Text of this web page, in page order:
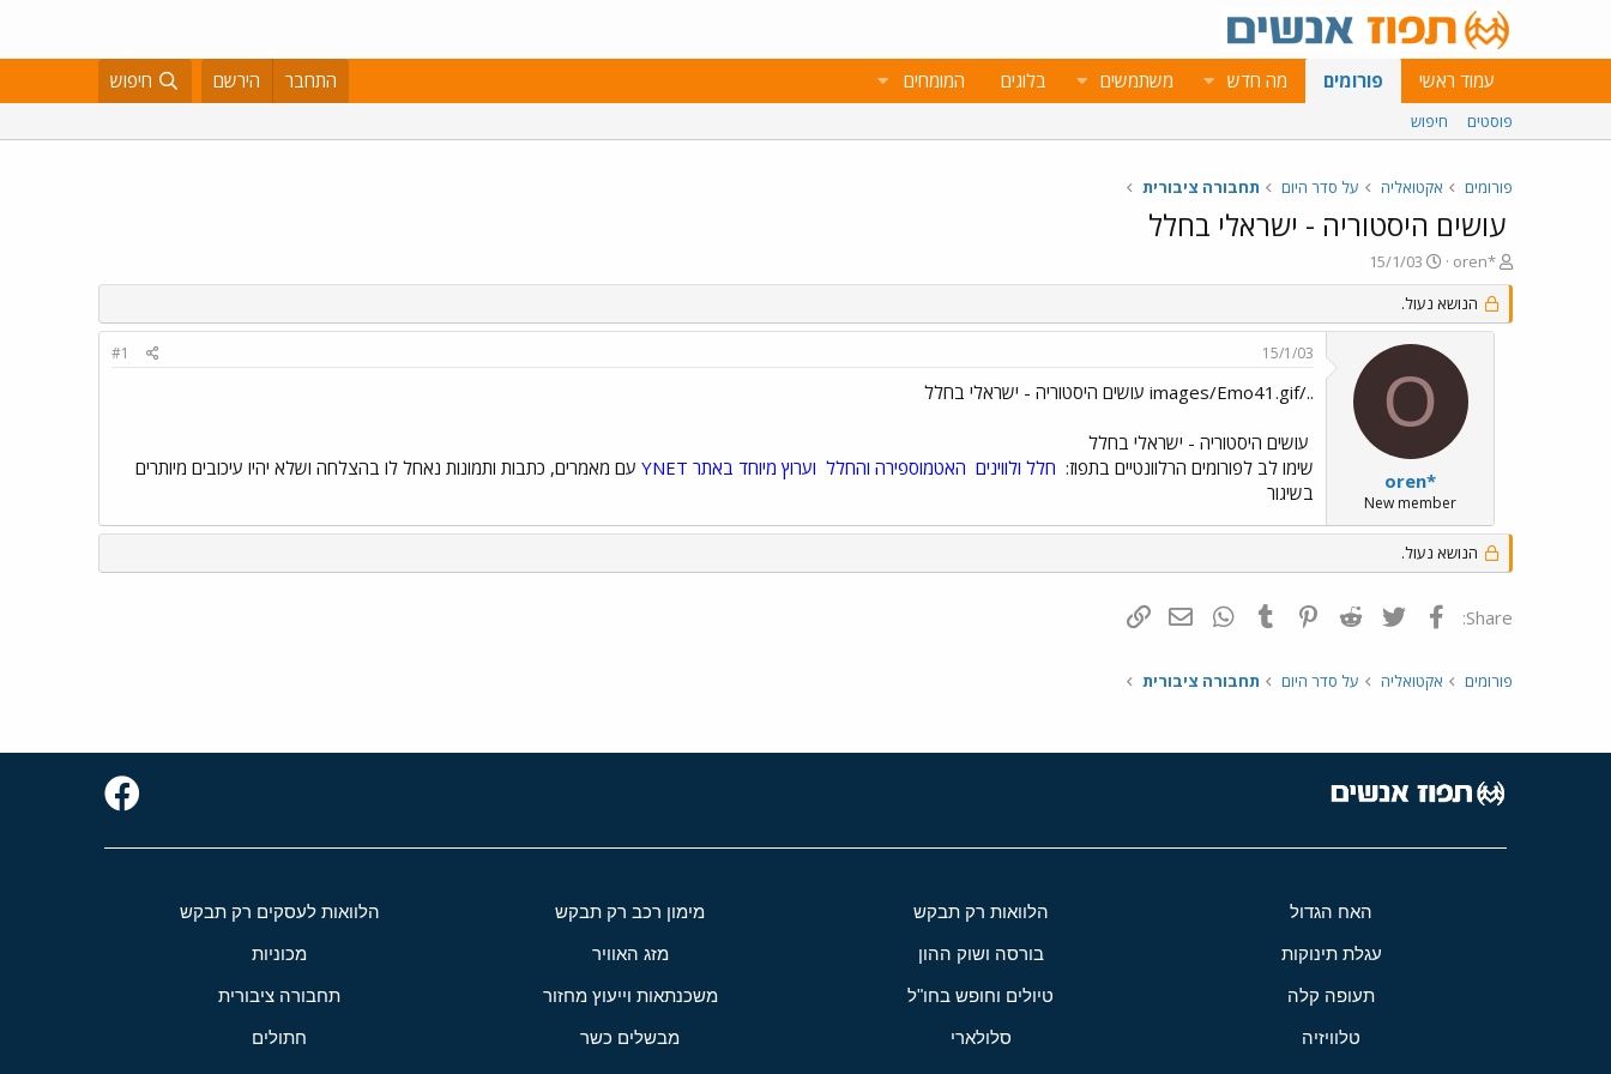
עמוד ראשי פורומים מה חדש משתמשים בלוגים המומחים התחבר הירשם חיפוש
פוסטים חיפוש
פורומים אקטואליה על סדר היום תחבורה ציבורית
עושים היסטוריה - ישראלי בחלל
פ
ו
ת
ח
oren*
פ
ו
ר
ס
ם
ת
א
ר
י
ך
15/1/03
הנושא נעול.
O
oren*
New member
15/1/03
#1
../images/Emo41.gif עושים היסטוריה - ישראלי בחלל
עושים היסטוריה - ישראלי בחלל
שימו לב לפורומים הרלוונטיים בתפוז: חלל ולווינים האטמוספירה והחלל וערוץ מיוחד באתר YNET
עם מאמרים, כתבות ותמונות נאחל לו בהצלחה ושלא יהיו עיכובים מיותרים
בשיגור
הנושא נעול.
Share: פייסבוק Twitter
Reddit
Pinterest
Tumblr
WhatsAppדואר אלקטרוני
פורומים אקטואליה על סדר היום תחבורה ציבורית
האח הגדול הלוואות רק תבקש מימון רכב רק תבקש הלוואות לעסקים רק תבקש
עגלת תינוקות בורסה ושוק ההון מזג האוויר מכוניות
תעופה קלה טיולים וחופש בחו"ל משכנתאות וייעוץ מחזור תחבורה ציבורית
טלוויזיה סלולארי מבשלים כשר חתולים